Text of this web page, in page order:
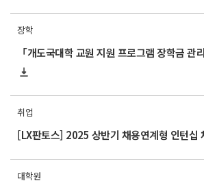
장학
취업
[LX판토스] 2025 상반기 채용연계형 인턴
대학원